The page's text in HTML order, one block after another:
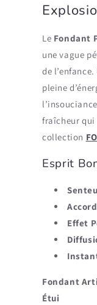
Le Fondant
une vague
de
pleine
fraîcheur
collection
Esprit
Effet
Fondant
Étui